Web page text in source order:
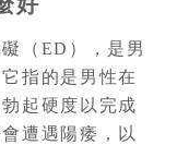
（ED），是男
指的是男性在
起硬度以完成
遭遇陽痿，以